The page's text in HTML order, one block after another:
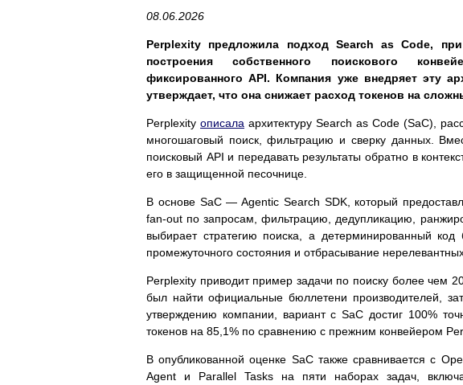
08.06.2026
Perplexity предложила подход Search as Code,
построения собственного поискового
фиксированного API. Компания уже внедряет эту
утверждает, что она снижает расход токенов на
Perplexity описала архитектуру Search as Code (SaC),
многошаговый поиск, фильтрацию и сверку данных.
поисковый API и передавать результаты обратно в
его в защищенной песочнице.
В основе SaC — Agentic Search SDK, который
fan-out по запросам, фильтрацию, дедупликацию,
выбирает стратегию поиска, а детерминированный
промежуточного состояния и отбрасывание нерелевантных
Perplexity приводит пример задачи по поиску более чем
был найти официальные бюллетени производителей,
утверждению компании, вариант с SaC достиг 100%
токенов на 85,1% по сравнению с прежним конвейером
В опубликованной оценке SaC также сравнивается с
Agent и Parallel Tasks на пяти наборах задач,